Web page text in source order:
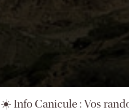
☀️ Info Canicule : Vos